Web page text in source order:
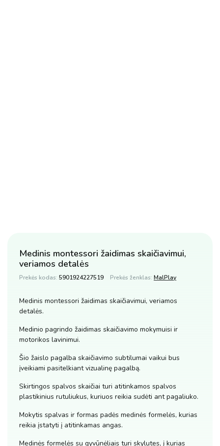
Medinis montessori žaidimas skaičiavimui,
veriamos detalės
Prekės kodas: 5901924227519 Prekės ženklas: MalPlay
Medinis montessori žaidimas skaičiavimui, veriamos
detalės.
Medinio pagrindo žaidimas skaičiavimo mokymuisi ir
motorikos lavinimui.
Šio žaislo pagalba skaičiavimo subtilumai vaikui bus
įveikiami pasitelkiant vizualinę pagalbą.
Skirtingos spalvos skaičiai turi atitinkamos spalvos
plastikinius rutuliukus, kuriuos reikia sudėti ant pagaliuko.
Mokytis spalvas ir formas padės medinės formelės, kurias
reikia įstatyti į atitinkamas angas.
Medinės formelės su gyvūnėliais turi skylutes, į kurias